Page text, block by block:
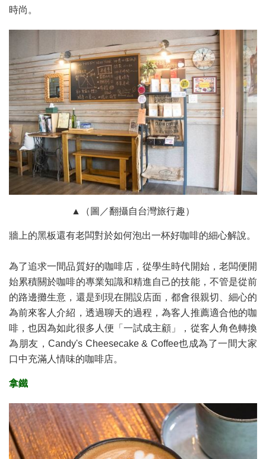
時尚。
▲（圖／翻攝自台灣旅行趣）
牆上的黑板還有老闆對於如何泡出一杯好咖啡的細心解說。
為了追求一間品質好的咖啡店，從學生時代開始，老闆便開
始累積關於咖啡的專業知識和精進自己的技能，不管是從前
的路邊攤生意，還是到現在開設店面，都會很親切、細心的
為前來客人介紹，透過聊天的過程，為客人推薦適合他的咖
啡，也因為如此很多人便「一試成主顧」，從客人角色轉換
為朋友，Candy's Cheesecake & Coffee也成為了一間大家
口中充滿人情味的咖啡店。
拿鐵